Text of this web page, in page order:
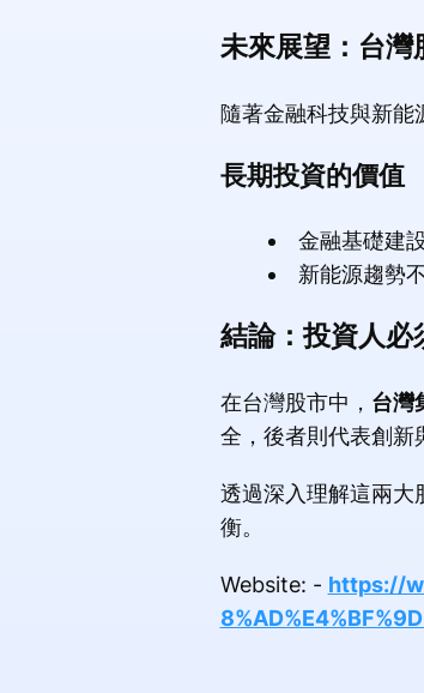
未來展望：台灣
隨著金融科技與新能
長期投資的價值
金融基礎建
新能源趨勢
結論：投資人必
在台灣股市中， 台灣
全，後者則代表創新
透過深入理解這兩大
衡。
Website: - https://